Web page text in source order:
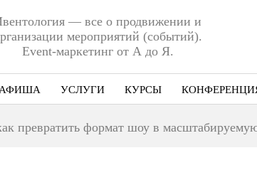
— все о продвижении и
мероприятий (событий).
Event-маркетинг от А до Я.
АФИША УСЛУГИ КУРСЫ
превратить формат шоу в